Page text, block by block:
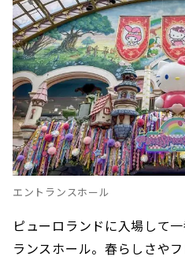
エントランスホール
ピューロランドに入場して
ランスホール。春らしさや